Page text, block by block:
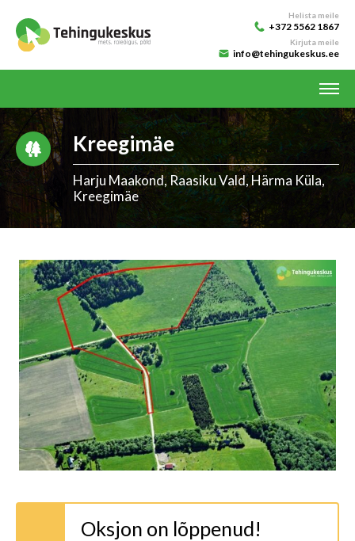
Helista meile
+372 5562 1867
Kirjuta meile
info@tehingukeskus.ee
Kreegimäe
Harju Maakond, Raasiku Vald, Härma Küla,
Kreegimäe
Oksjon on lõppenud!